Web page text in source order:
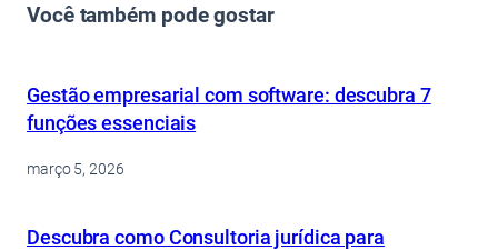
Você também pode gostar
Gestão empresarial com software: descubra 7
funções essenciais
março 5, 2026
Descubra como Consultoria jurídica para